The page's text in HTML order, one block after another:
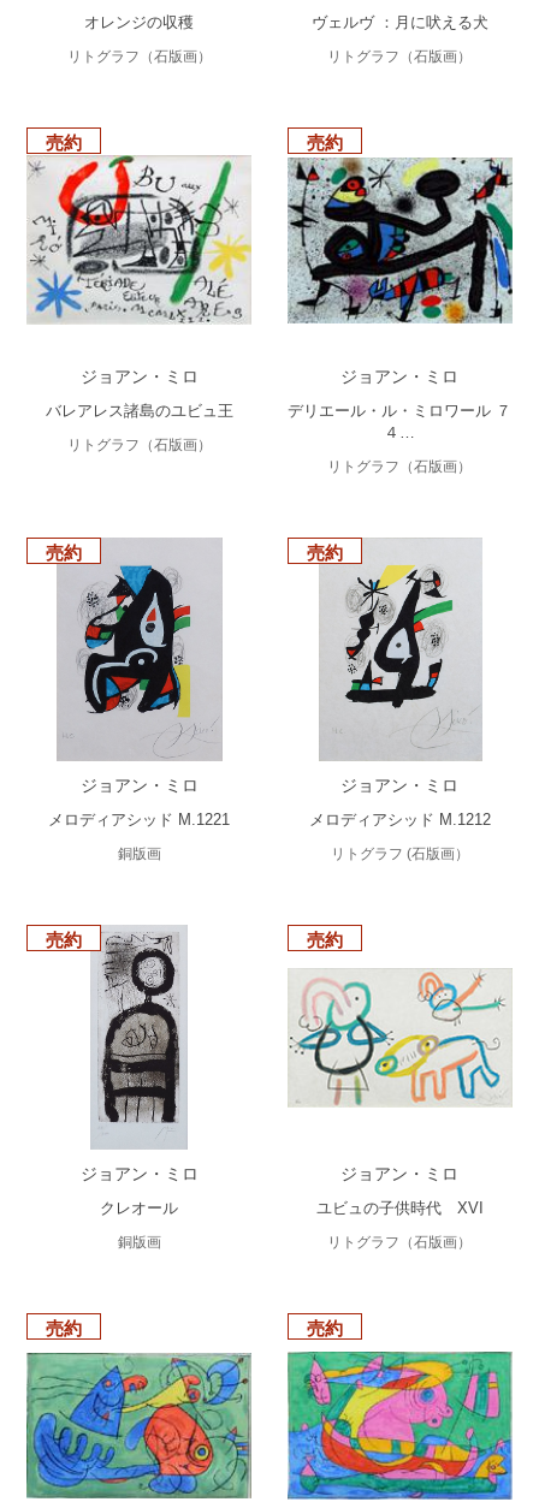
オレンジの収穫
リトグラフ（石版画）
ヴェルヴ ：月に吠える犬
リトグラフ（石版画）
売約
ジョアン・ミロ
バレアレス諸島のユビュ王
リトグラフ（石版画）
売約
ジョアン・ミロ
デリエール・ル・ミロワール ７
４…
リトグラフ（石版画）
売約
ジョアン・ミロ
メロディアシッド M.1221
銅版画
売約
ジョアン・ミロ
メロディアシッド M.1212
リトグラフ (石版画）
売約
ジョアン・ミロ
クレオール
銅版画
売約
ジョアン・ミロ
ユビュの子供時代 XVI
リトグラフ（石版画）
売約 売約